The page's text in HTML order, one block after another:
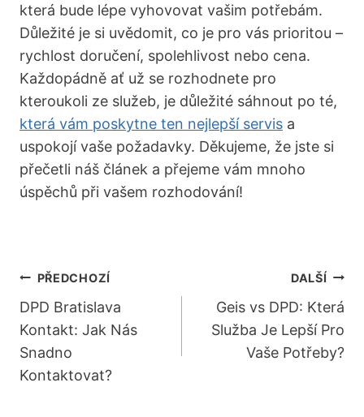
která bude lépe vyhovovat vašim potřebám.
Důležité je si uvědomit, co je pro vás prioritou –
rychlost doručení, spolehlivost nebo cena.
Každopádně ať už se rozhodnete pro
kteroukoli ze služeb, je důležité sáhnout po té,
která vám poskytne ten nejlepší servis a
uspokojí vaše požadavky. Děkujeme, že jste si
přečetli náš článek a přejeme vám mnoho
úspěchů při vašem rozhodování!
Navigace
Pro
Příspěvek
PŘEDCHOZÍ
DPD Bratislava
Kontakt: Jak Nás
Snadno
Kontaktovat?
DALŠÍ
Geis vs DPD: Která
Služba Je Lepší Pro
Vaše Potřeby?